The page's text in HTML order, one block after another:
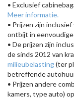
• Exclusief
Meer informatie.
• Prijzen zijn
ontbijt in
• De prijzen zijn
de sinds 2012 van
milieubelasting(ter
betreffende
• Prijzen andere
kamers, type auto)